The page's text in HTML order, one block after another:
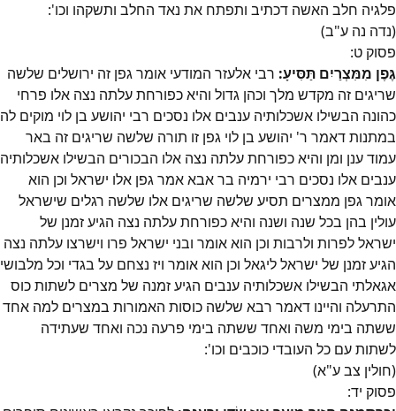
פלגיה חלב האשה דכתיב ותפתח את נאד החלב ותשקהו וכו':
(נדה נה ע"ב)
פסוק ט:
גֶּפֶן מִמִּצְרַיִם תַּסִּיעָ: רבי אלעזר המודעי אומר גפן זה ירושלים שלשה
שריגים זה מקדש מלך וכהן גדול והיא כפורחת עלתה נצה אלו פרחי
כהונה הבשילו אשכלותיה ענבים אלו נסכים רבי יהושע בן לוי מוקים לה
במתנות דאמר ר' יהושע בן לוי גפן זו תורה שלשה שריגים זה באר
עמוד ענן ומן והיא כפורחת עלתה נצה אלו הבכורים הבשילו אשכלותיה
ענבים אלו נסכים רבי ירמיה בר אבא אמר גפן אלו ישראל וכן הוא
אומר גפן ממצרים תסיע שלשה שריגים אלו שלשה רגלים שישראל
עולין בהן בכל שנה ושנה והיא כפורחת עלתה נצה הגיע זמנן של
ישראל לפרות ולרבות וכן הוא אומר ובני ישראל פרו וישרצו עלתה נצה
הגיע זמנן של ישראל ליגאל וכן הוא אומר ויז נצחם על בגדי וכל מלבושי
אגאלתי הבשילו אשכלותיה ענבים הגיע זמנה של מצרים לשתות כוס
התרעלה והיינו דאמר רבא שלשה כוסות האמורות במצרים למה אחד
ששתה בימי משה ואחד ששתה בימי פרעה נכה ואחד שעתידה
לשתות עם כל העובדי כוכבים וכו':
(חולין צב ע"א)
פסוק יד: